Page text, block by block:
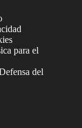
para el
del